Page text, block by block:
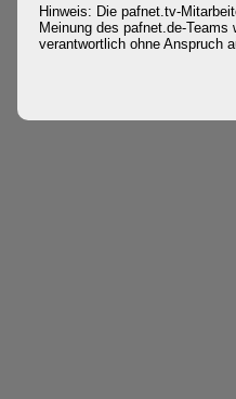
Hinweis: Die pafnet.tv-
Meinung des pafnet.de-
verantwortlich ohne Anspruch